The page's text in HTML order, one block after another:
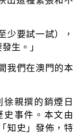
少要試一試），
生。」
我們在澳門的本
徐親撰的銷煙日
事件。本文由
知史」發佈，特